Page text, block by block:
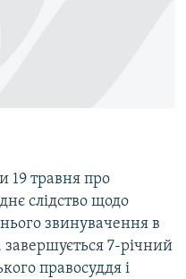
19 травня про
слідство щодо
звинувачення в
7-річний
правосуддя і